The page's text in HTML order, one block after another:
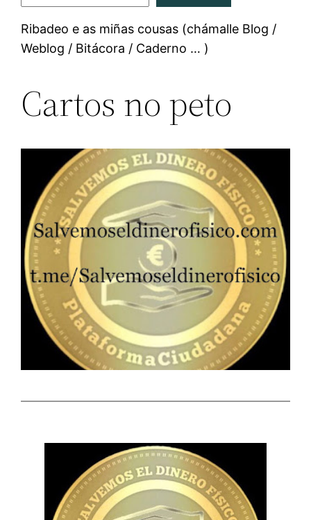
Ribadeo e as miñas cousas (chámalle Blog /
Weblog / Bitácora / Caderno … )
Cartos no peto